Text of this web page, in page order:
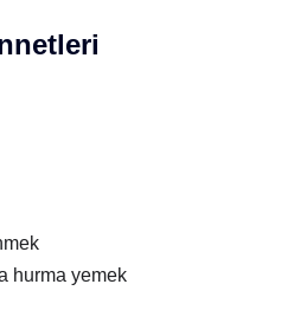
hurma yemek